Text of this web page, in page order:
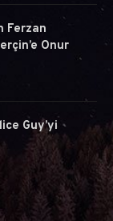
Ferzan
Onur
Guy’yi